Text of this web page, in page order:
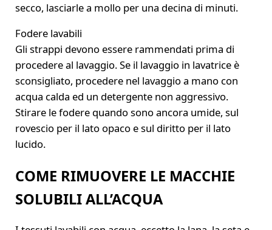
secco, lasciarle a mollo per una decina di minuti.
Fodere lavabili
Gli strappi devono essere rammendati prima di
procedere al lavaggio. Se il lavaggio in lavatrice è
sconsigliato, procedere nel lavaggio a mano con
acqua calda ed un detergente non aggressivo.
Stirare le fodere quando sono ancora umide, sul
rovescio per il lato opaco e sul diritto per il lato
lucido.
COME RIMUOVERE LE MACCHIE
SOLUBILI ALL’ACQUA